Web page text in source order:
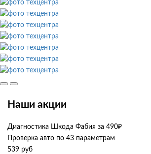
Наши акции
Диагностика Шкода Фабия за 490₽
Проверка авто по 43 параметрам
539 руб